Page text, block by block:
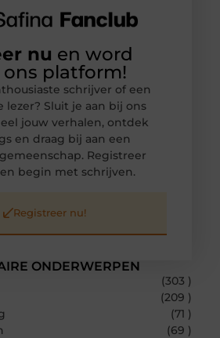
ONDERWERPEN
(303 )
(209 )
(71 )
(69 )
nu en word
ons platform!
schrijver of een
lezer? Sluit je aan bij ons
jouw verhalen, ontdek
en draag bij aan een
Registreer
begin met schrijven.
Registreer nu!